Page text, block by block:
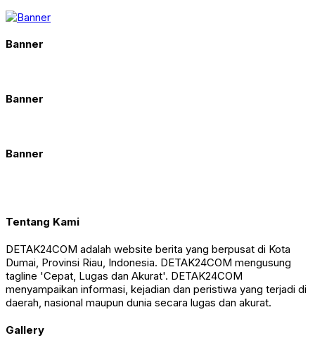
Banner
Banner
Banner
Tentang Kami
DETAK24COM adalah website berita yang berpusat di Kota
Dumai, Provinsi Riau, Indonesia. DETAK24COM mengusung
tagline 'Cepat, Lugas dan Akurat'. DETAK24COM
menyampaikan informasi, kejadian dan peristiwa yang terjadi di
daerah, nasional maupun dunia secara lugas dan akurat.
Gallery